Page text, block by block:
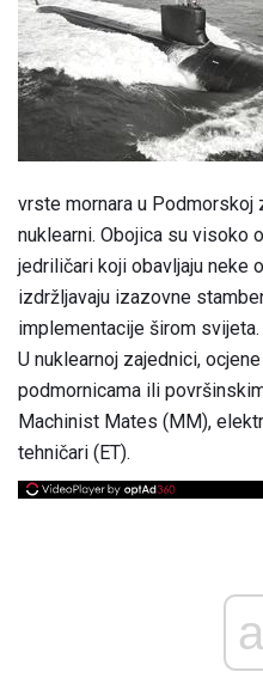
vrste mornara u Podmorskoj
nuklearni. Obojica su visoko
jedriličari koji obavljaju neke
izdržljavaju izazovne
implementacije širom svijeta.
U nuklearnoj zajednici,
podmornicama ili
Machinist Mates (MM),
tehničari (ET).